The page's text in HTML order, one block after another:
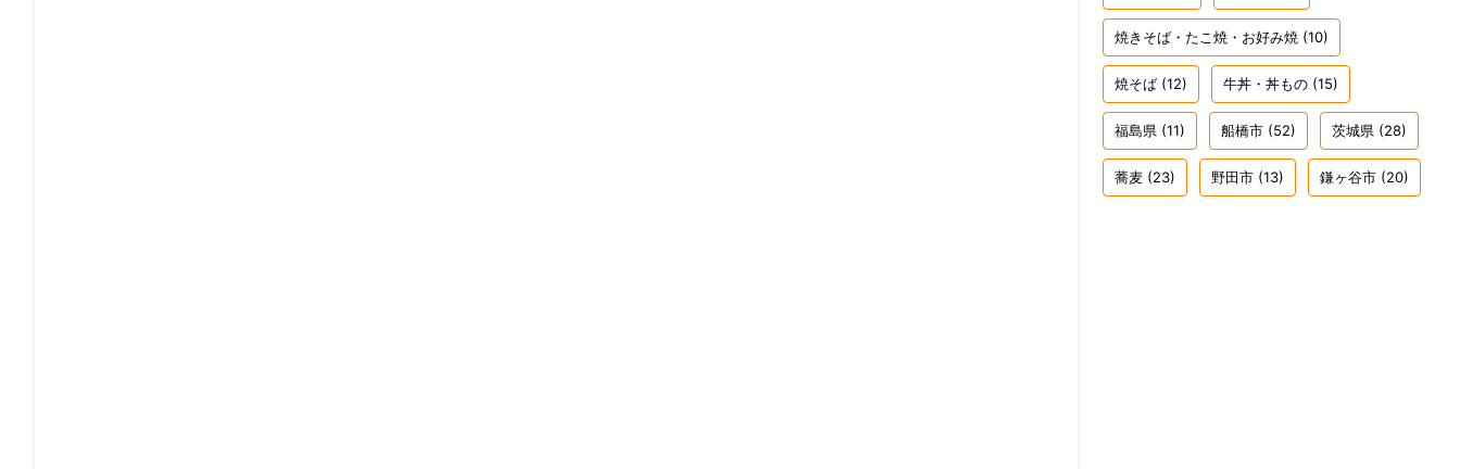
焼きそば・たこ焼・お好み焼 (10)
焼そば (12) 牛丼・丼もの (15)
福島県 (11) 船橋市 (52) 茨城県 (28)
蕎麦 (23) 野田市 (13) 鎌ヶ谷市 (20)